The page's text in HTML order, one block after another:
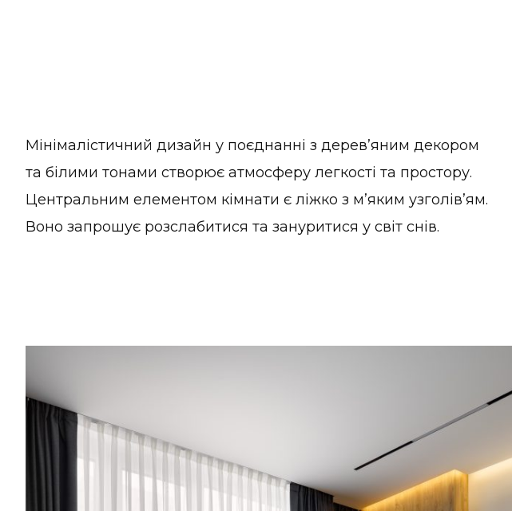
Мінімалістичний дизайн у поєднанні з дерев’яним декором
та білими тонами створює атмосферу легкості та простору.
Центральним елементом кімнати є ліжко з м’яким узголів’ям.
Воно запрошує розслабитися та зануритися у світ снів.